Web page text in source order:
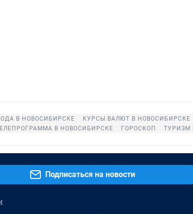
В НОВОСИБИРСКЕ КУРСЫ ВАЛЮТ В НОВОСИБИРСКЕ
В НОВОСИБИРСКЕ ГОРОСКОП ТУРИЗМ
Подписаться на новости